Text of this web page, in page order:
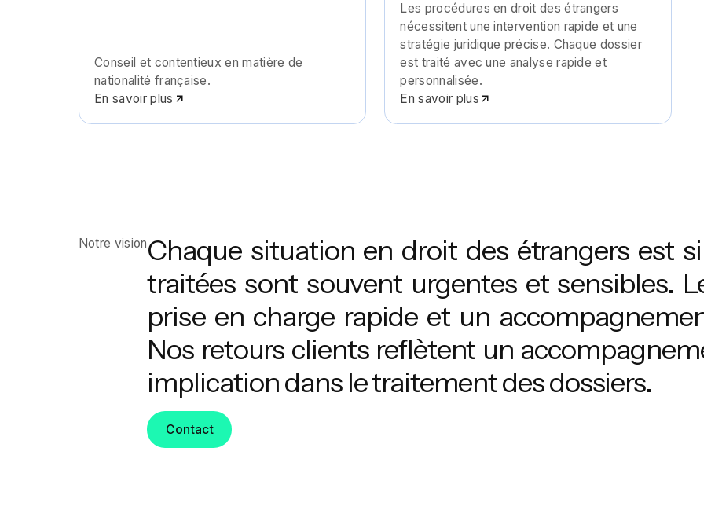
Conseil et contentieux en matière de
nationalité française.
En savoir plus
Les procédures en droit des étrangers
nécessitent une intervention rapide et une
stratégie juridique précise. Chaque dossier
est traité avec une analyse rapide et
personnalisée.
En savoir plus
Notre visionChaque situation en droit des étrangers est
traitées sont souvent urgentes et sensibles.
prise en charge rapide et un
Nos retours clients reflètent un
implication dans le traitement des dossiers.
Contact